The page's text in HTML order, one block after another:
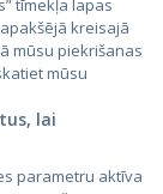
tīmekļa lapas
kreisajā
mūsu piekrišanas
mūsu
lai
parametru aktīva